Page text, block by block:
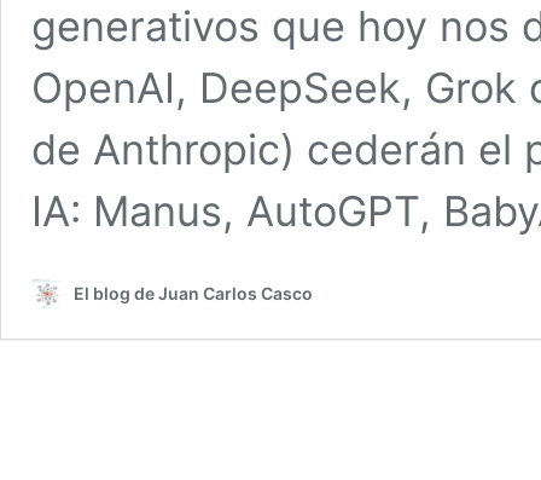
generativos que hoy nos
OpenAI, DeepSeek, Grok
de Anthropic) cederán el
IA: Manus, AutoGPT,
El blog de Juan Carlos Casco